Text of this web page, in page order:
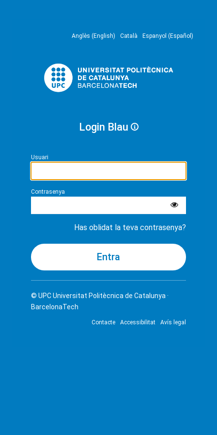
Anglès (English) Català Espanyol (Español)
Login Blau
Usuari
Contrasenya
Has oblidat la teva contrasenya?
© UPCUniversitat Politècnica de Catalunya ·
BarcelonaTech
Contacte Accessibilitat Avís legal